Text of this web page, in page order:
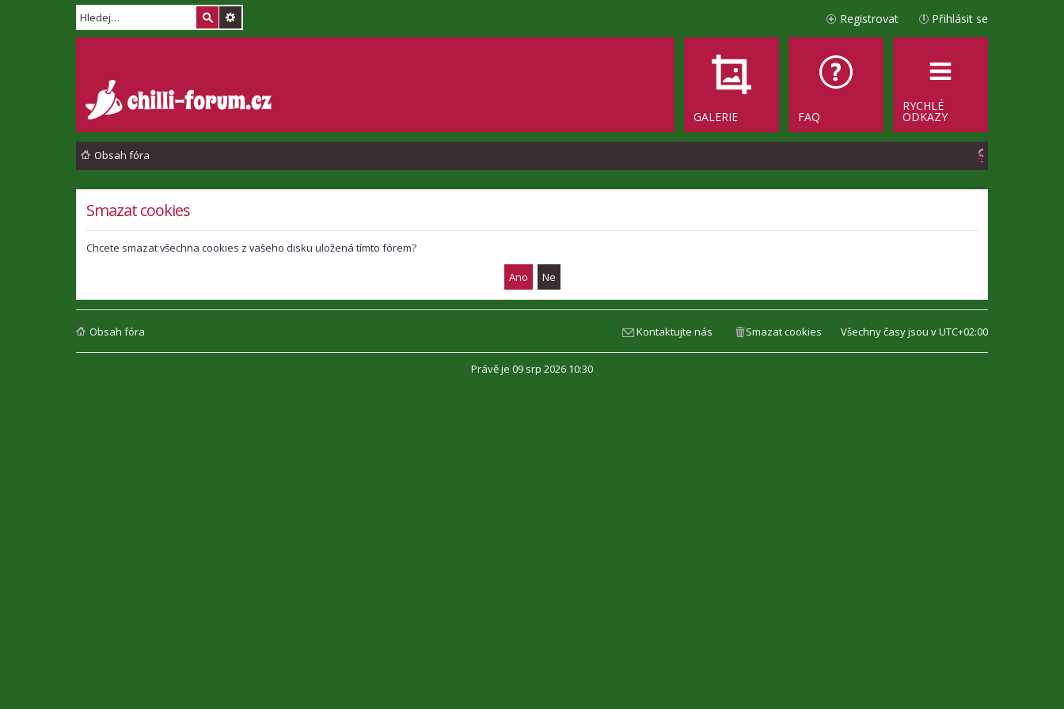
Přihlásit se
Registrovat
RYCHLÉ
ODKAZY
FAQ
GALERIE
Obsah fóra
H
Smazat cookies
Chcete smazat všechna cookies z vašeho disku uložená tímto fórem?
Obsah fóra Všechny časy jsou vUTC+02:00
Smazat cookies
Kontaktujte nás
Právě je 09 srp 2026 10:30